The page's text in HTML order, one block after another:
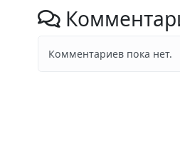
Комментариев пока нет.